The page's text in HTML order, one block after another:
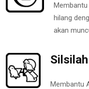
hilang
akan
Membantu